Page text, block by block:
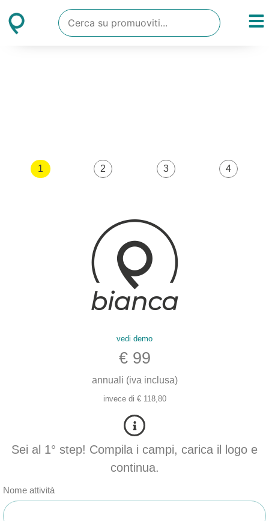
1 2 3 4
vedi demo
€ 99
annuali (iva inclusa)
invece di € 118,80
Sei al 1° step! Compila i campi, carica il logo e
continua.
Nome attività